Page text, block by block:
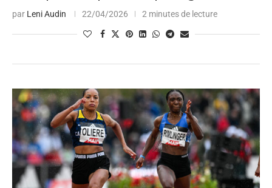
par Leni Audin 22/04/2026 2 minutes de lecture